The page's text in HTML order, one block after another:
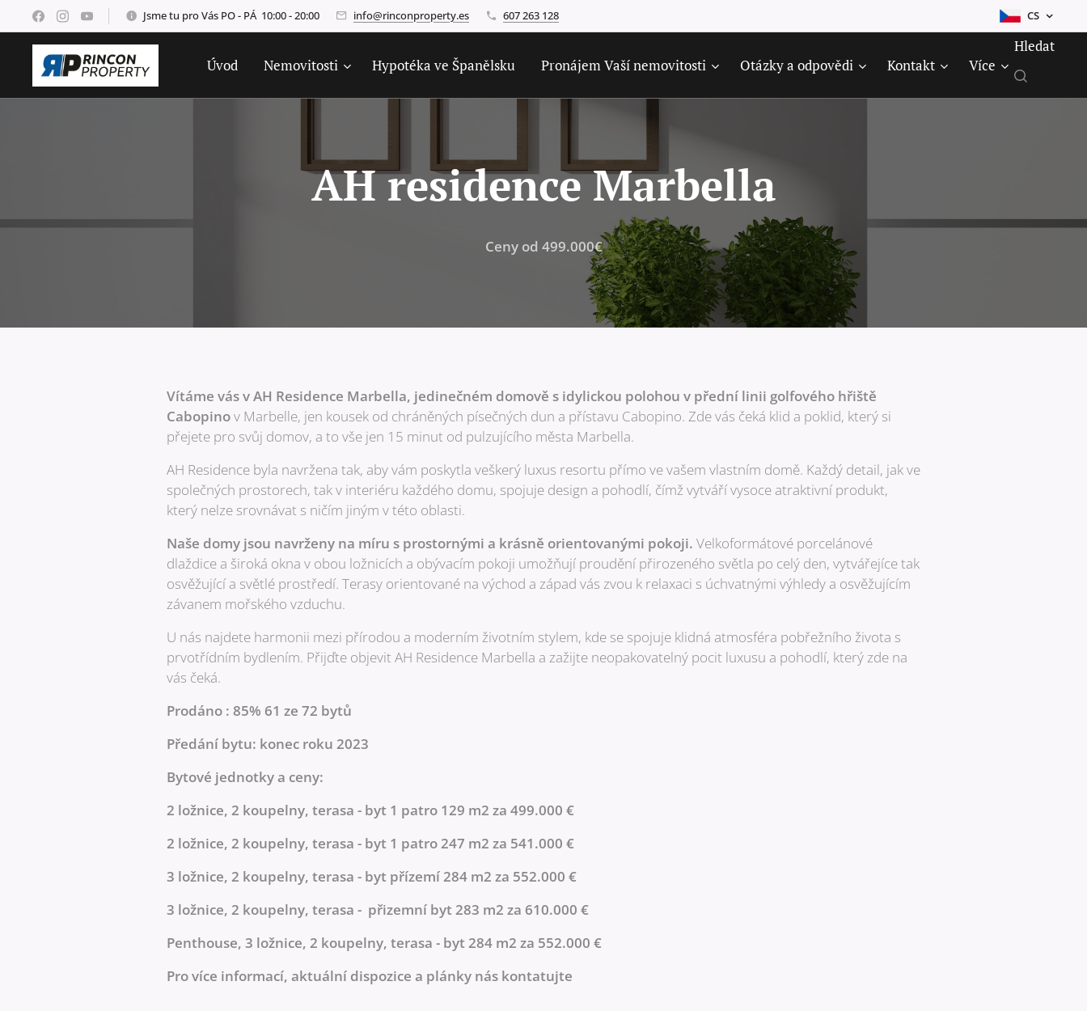
Jsme tu pro Vás PO - PÁ 10:00 - 20:00 info@rinconproperty.es 607 263 128 CS
Úvod Nemovitosti Hypotéka ve Španělsku Pronájem Vaší nemovitosti Otázky a odpovědi Kontakt Více
Hledat
AH residence Marbella
Ceny od 499.000€
Vítáme vás v AH Residence Marbella, jedinečném domově s idylickou polohou v přední linii golfového hřiště
Cabopinov Marbelle, jen kousek od chráněných písečných dun a přístavu Cabopino. Zde vás čeká klid a poklid, který si
přejete pro svůj domov, a to vše jen 15 minut od pulzujícího města Marbella.
AH Residence byla navržena tak, aby vám poskytla veškerý luxus resortu přímo ve vašem vlastním domě. Každý detail, jak ve
společných prostorech, tak v interiéru každého domu, spojuje design a pohodlí, čímž vytváří vysoce atraktivní produkt,
který nelze srovnávat s ničím jiným v této oblasti.
Naše domy jsou navrženy na míru s prostornými a krásně orientovanými pokoji. Velkoformátové porcelánové
dlaždice a široká okna v obou ložnicích a obývacím pokoji umožňují proudění přirozeného světla po celý den, vytvářejíce tak
osvěžující a světlé prostředí. Terasy orientované na východ a západ vás zvou k relaxaci s úchvatnými výhledy a osvěžujícím
závanem mořského vzduchu.
U nás najdete harmonii mezi přírodou a moderním životním stylem, kde se spojuje klidná atmosféra pobřežního života s
prvotřídním bydlením. Přijďte objevit AH Residence Marbella a zažijte neopakovatelný pocit luxusu a pohodlí, který zde na
vás čeká.
Prodáno : 85% 61 ze 72 bytů
Předání bytu: konec roku 2023
Bytové jednotky a ceny:
2 ložnice, 2 koupelny, terasa - byt 1 patro 129 m2 za 499.000 €
2 ložnice, 2 koupelny, terasa - byt 1 patro 247 m2 za 541.000 €
3 ložnice, 2 koupelny, terasa - byt přízemí 284 m2 za 552.000 €
3 ložnice, 2 koupelny, terasa - přizemní byt 283 m2 za 610.000 €
Penthouse, 3 ložnice, 2 koupelny, terasa - byt 284 m2 za 552.000 €
Pro více informací, aktuální dispozice a plánky nás kontatujte